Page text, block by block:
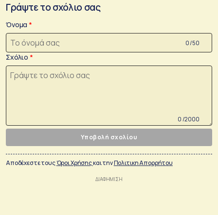
Γράψτε το σχόλιο σας
Όνομα
0 /50
Σχόλιο
0 /2000
Υποβολή σχολίου
Αποδέχεστε τουςΌροι Χρήσηςκαι τηνΠολιτικη Απορρήτου